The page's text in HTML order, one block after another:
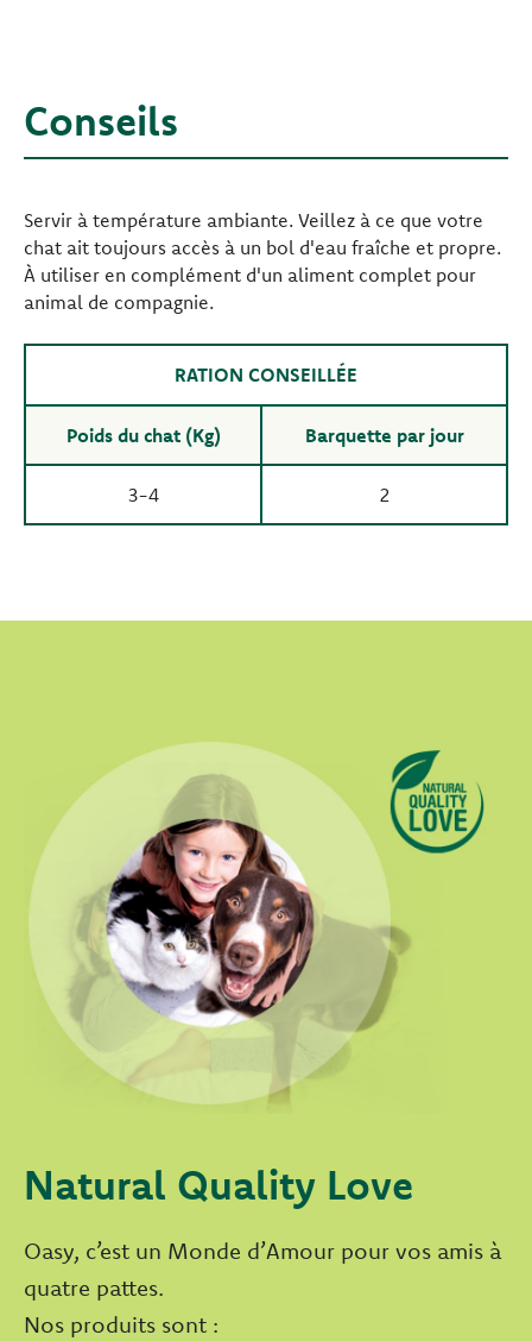
Conseils
Servir à température ambiante. Veillez à ce que votre
chat ait toujours accès à un bol d'eau fraîche et propre.
À utiliser en complément d'un aliment complet pour
animal de compagnie.
RATION CONSEILLÉE
Poids du chat (Kg) Barquette par jour
3-4 2
Natural Quality Love
Oasy, c’est un Monde d’Amour pour vos amis à
quatre pattes.
Nos produits sont :